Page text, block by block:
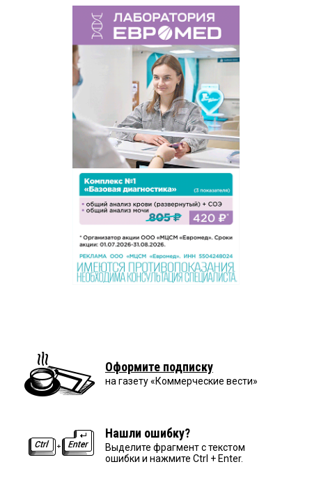
Оформите подписку
на газету «Коммерческие вести»
Нашли ошибку?
Выделите фрагмент с текстом
ошибки и нажмите Ctrl + Enter.